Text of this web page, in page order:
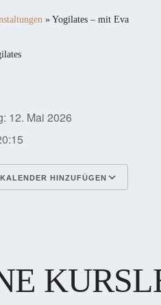
» Yogilates – mit Eva
12. Mai 2026
HINZUFÜGEN